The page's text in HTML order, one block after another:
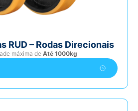
RUD – Rodas Direcionais
máxima de Até 1000kg